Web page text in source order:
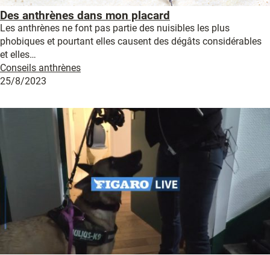
Des anthrènes dans mon placard
Les anthrènes ne font pas partie des nuisibles les plus
phobiques et pourtant elles causent des dégâts considérables
et elles…
Conseils anthrènes
25/8/2023